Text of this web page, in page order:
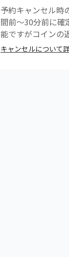
予約キャンセル時
間前〜30分前に確
能ですがコインの
キャンセルについて